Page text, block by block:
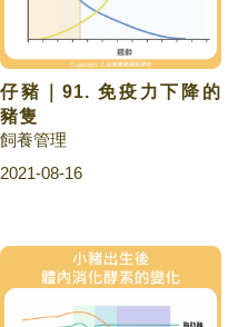
仔豬｜91. 免疫力下降的
豬隻
飼養管理
2021-08-16